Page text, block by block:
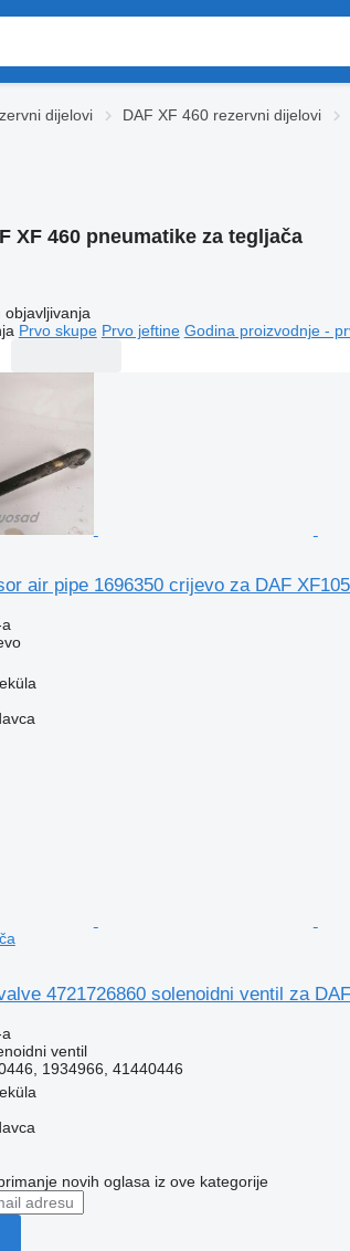
dijelovi DAF XF 460 rezervni dijelovi
XF 460 pneumatikе za tegljača
objavljivanja
Prvo skupe Prvo jeftine Godina proizvodnje -
air pipe 1696350 crijevo za DAF
4721726860 solenoidni ventil za
ventil
1934966, 41440446
novih oglasa iz ove kategorije